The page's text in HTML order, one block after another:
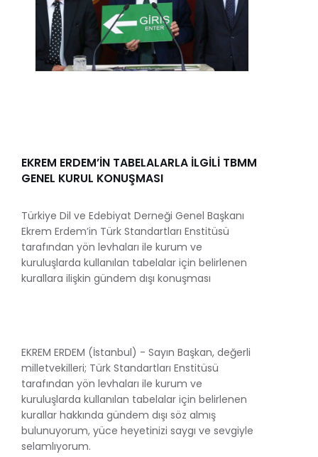
EKREM ERDEM’İN TABELALARLA İLGİLİ TBMM
GENEL KURUL KONUŞMASI
Türkiye Dil ve Edebiyat Derneği Genel Başkanı
Ekrem Erdem’in Türk Standartları Enstitüsü
tarafından yön levhaları ile kurum ve
kuruluşlarda kullanılan tabelalar için belirlenen
kurallara ilişkin gündem dışı konuşması
EKREM ERDEM (İstanbul) - Sayın Başkan, değerli
milletvekilleri; Türk Standartları Enstitüsü
tarafından yön levhaları ile kurum ve
kuruluşlarda kullanılan tabelalar için belirlenen
kurallar hakkında gündem dışı söz almış
bulunuyorum, yüce heyetinizi saygı ve sevgiyle
selamlıyorum.